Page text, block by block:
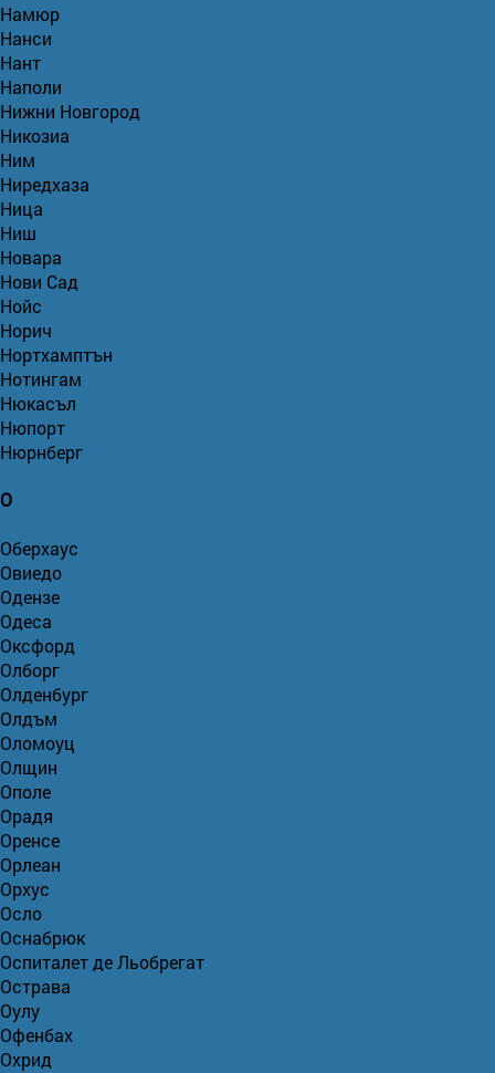
Намюр
Нанси
Нант
Наполи
Нижни Новгород
Никозиа
Ним
Ниредхаза
Ница
Ниш
Новара
Нови Сад
Нойс
Норич
Нортхамптън
Нотингам
Нюкасъл
Нюпорт
Нюрнберг
О
Оберхаус
Овиедо
Одензе
Одеса
Оксфорд
Олборг
Олденбург
Олдъм
Оломоуц
Олщин
Ополе
Орадя
Оренсе
Орлеан
Орхус
Осло
Оснабрюк
Оспиталет де Льобрегат
Острава
Оулу
Офенбах
Охрид